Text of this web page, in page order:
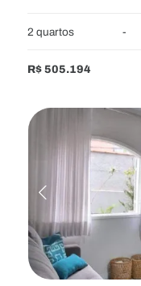
2 quartos -
R$ 505.194